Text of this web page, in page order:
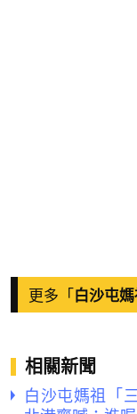
更多「白沙屯
相關新聞
白沙屯媽祖「